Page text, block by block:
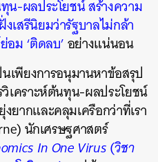
น-ผลประโยชน์ สร้างความ
เสรีนิยมว่ารัฐบาลไม่กล้า
อม ‘ติดลบ’อย่างแน่นอน
เพียงการอนุมานหาข้อสรุป
เคราะห์ต้นทุน-ผลประโยชน์
ยากและคลุมเครือกว่าที่เรา
นักเศรษฐศาสตร์
In One Virus(วิชา